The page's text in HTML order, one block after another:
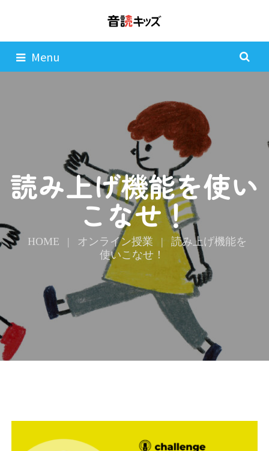
Menu
読み上げ機能を使い
こなせ！
HOME | オンライン授業 | 読み上げ機能を
使いこなせ！